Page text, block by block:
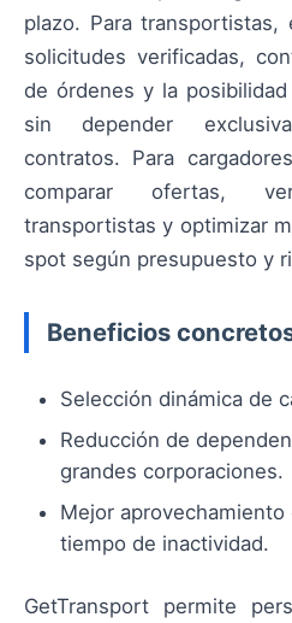
plazo. Para
solicitudes verificadas,
de órdenes y la
sin depender
contratos. Para
comparar ofertas,
transportistas y optimizar
spot según presupuesto y
Beneficios
Selección dinámica de
Reducción de
grandes corporaciones.
Mejor
tiempo de inactividad.
GetTransport permite